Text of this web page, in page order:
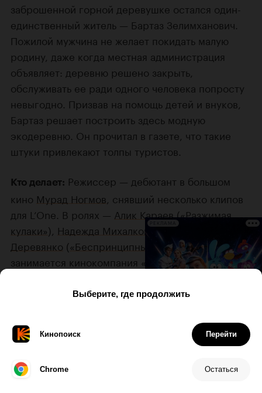
заброшенной горной деревушке остался один-
единственный житель — Бартаз Зелимханович.
Пожилой мужчина не желает покидать малую
родину, даже когда местная администрация
объявляет: деревню решено закрыть,
обслуживать ее ради одного человека попросту
невыгодно. Призвав на помощь детей и внуков,
Бартаз решает построить здесь модную
экодеревню. Он прочитал в газете, что такие
штуки привлекают толпы туристов.
Кто делает: Режиссер — дебютант в большом
кино Мурад Ногмов, снявший несколько клипов
для L’One. В ролях — Алик Караев(«Разжимая
кулаки»), Надежда Михалкова(«Батя»
Деревянко («Беспринципные» ). Производством
занимается кинокомпания «МЕМ», основанная
сценаристамиТаймуразом Бадзиевым
«Как русичи на Олимпиаду ездили»